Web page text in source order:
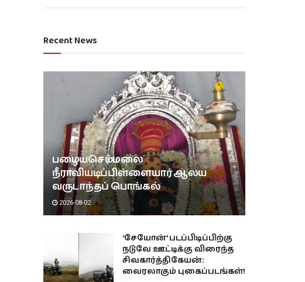
Recent News
பழையசெம்மலை
நீராவியடிப்பிள்ளையார் ஆலய
வருடாந்தப் பொங்கல்
2026-08-02
‘சேயோன்’ படப்பிடிப்பிற்கு
நடுவே ஊட்டிக்கு விரைந்த
சிவகார்த்திகேயன்:
வைரலாகும் புகைப்படங்கள்!